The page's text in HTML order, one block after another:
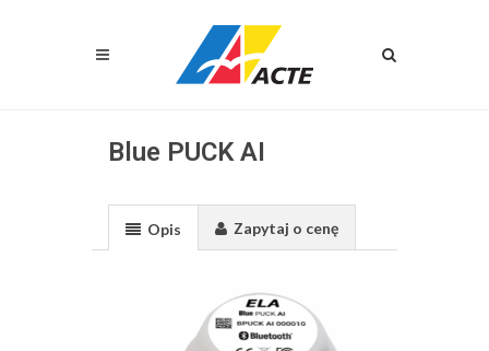
Blue PUCK AI
Opis Zapytaj o cenę